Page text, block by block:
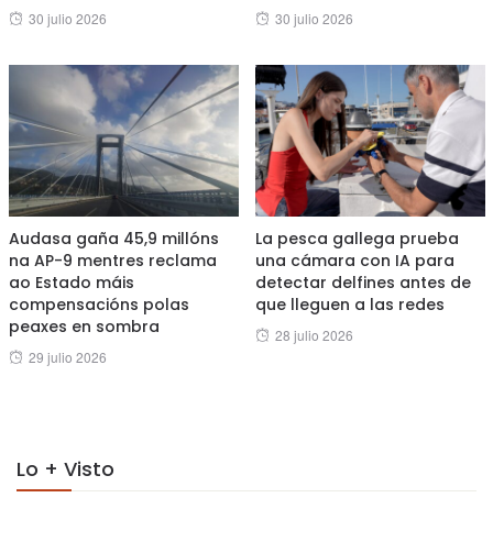
Posted
30 julio 2026
Posted
30 julio 2026
Audasa gaña 45,9 millóns
na AP-9 mentres reclama
ao Estado máis
compensacións polas
peaxes en sombra
Posted
29 julio 2026
La pesca gallega prueba
una cámara con IA para
detectar delfines antes de
que lleguen a las redes
Posted
28 julio 2026
Lo + Visto